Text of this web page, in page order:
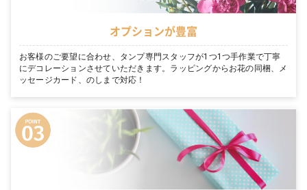
オプションが豊富
お客様のご要望に合わせ、タンプ専門スタッフが1つ1つ手作業で丁寧
にデコレーションさせていただきます。ラッピングからお花の同梱、メ
ッセージカード、のしまで対応！